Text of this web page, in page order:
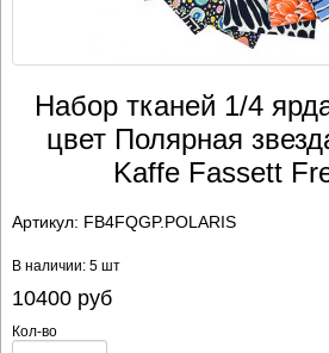
Набор тканей 1/4
цвет Полярная
Kaffe Fassett
Артикул: FB4FQGP.POLARIS
В наличии: 5 шт
10400руб
Кол-во